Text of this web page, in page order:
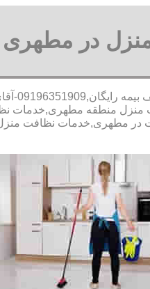
در مطهری
30 در
منزل منطقه مطهری,خدمات
در مطهری,خدمات نظافت